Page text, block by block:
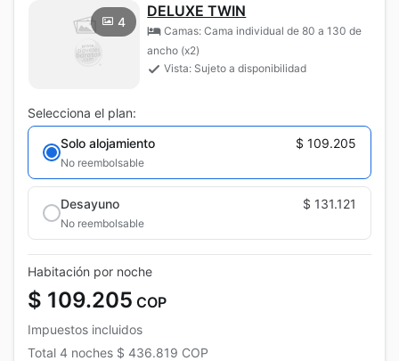
4
DELUXE TWIN
Camas: Cama individual de 80 a 130 de
ancho (x2)
Vista: Sujeto a disponibilidad
Selecciona el plan:
Solo alojamiento
$ 109.205
No reembolsable
Desayuno $ 131.121
No reembolsable
Habitación por noche
$ 109.205 COP
Impuestos incluidos
Total 4 noches $ 436.819 COP